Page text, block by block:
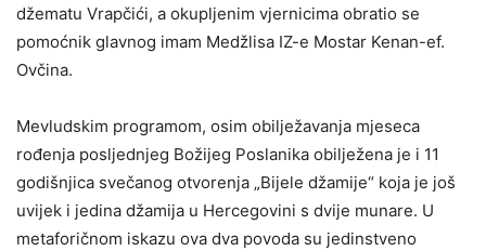
džematu Vrapčići, a okupljenim vjernicima obratio se
pomoćnik glavnog imam Medžlisa IZ-e Mostar Kenan-ef.
Ovčina.
Mevludskim programom, osim obilježavanja mjeseca
rođenja posljednjeg Božijeg Poslanika obilježena je i 11
godišnjica svečanog otvorenja „Bijele džamije“ koja je još
uvijek i jedina džamija u Hercegovini s dvije munare. U
metaforičnom iskazu ova dva povoda su jedinstveno